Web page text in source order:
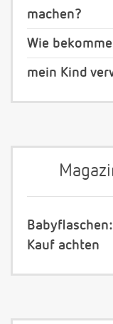
machen?
Wie
mein Kind
Kauf achten